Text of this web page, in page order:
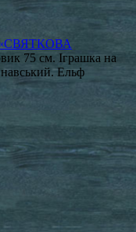
«СВЯТКОВА
75 см. Іграшка на
Ельф